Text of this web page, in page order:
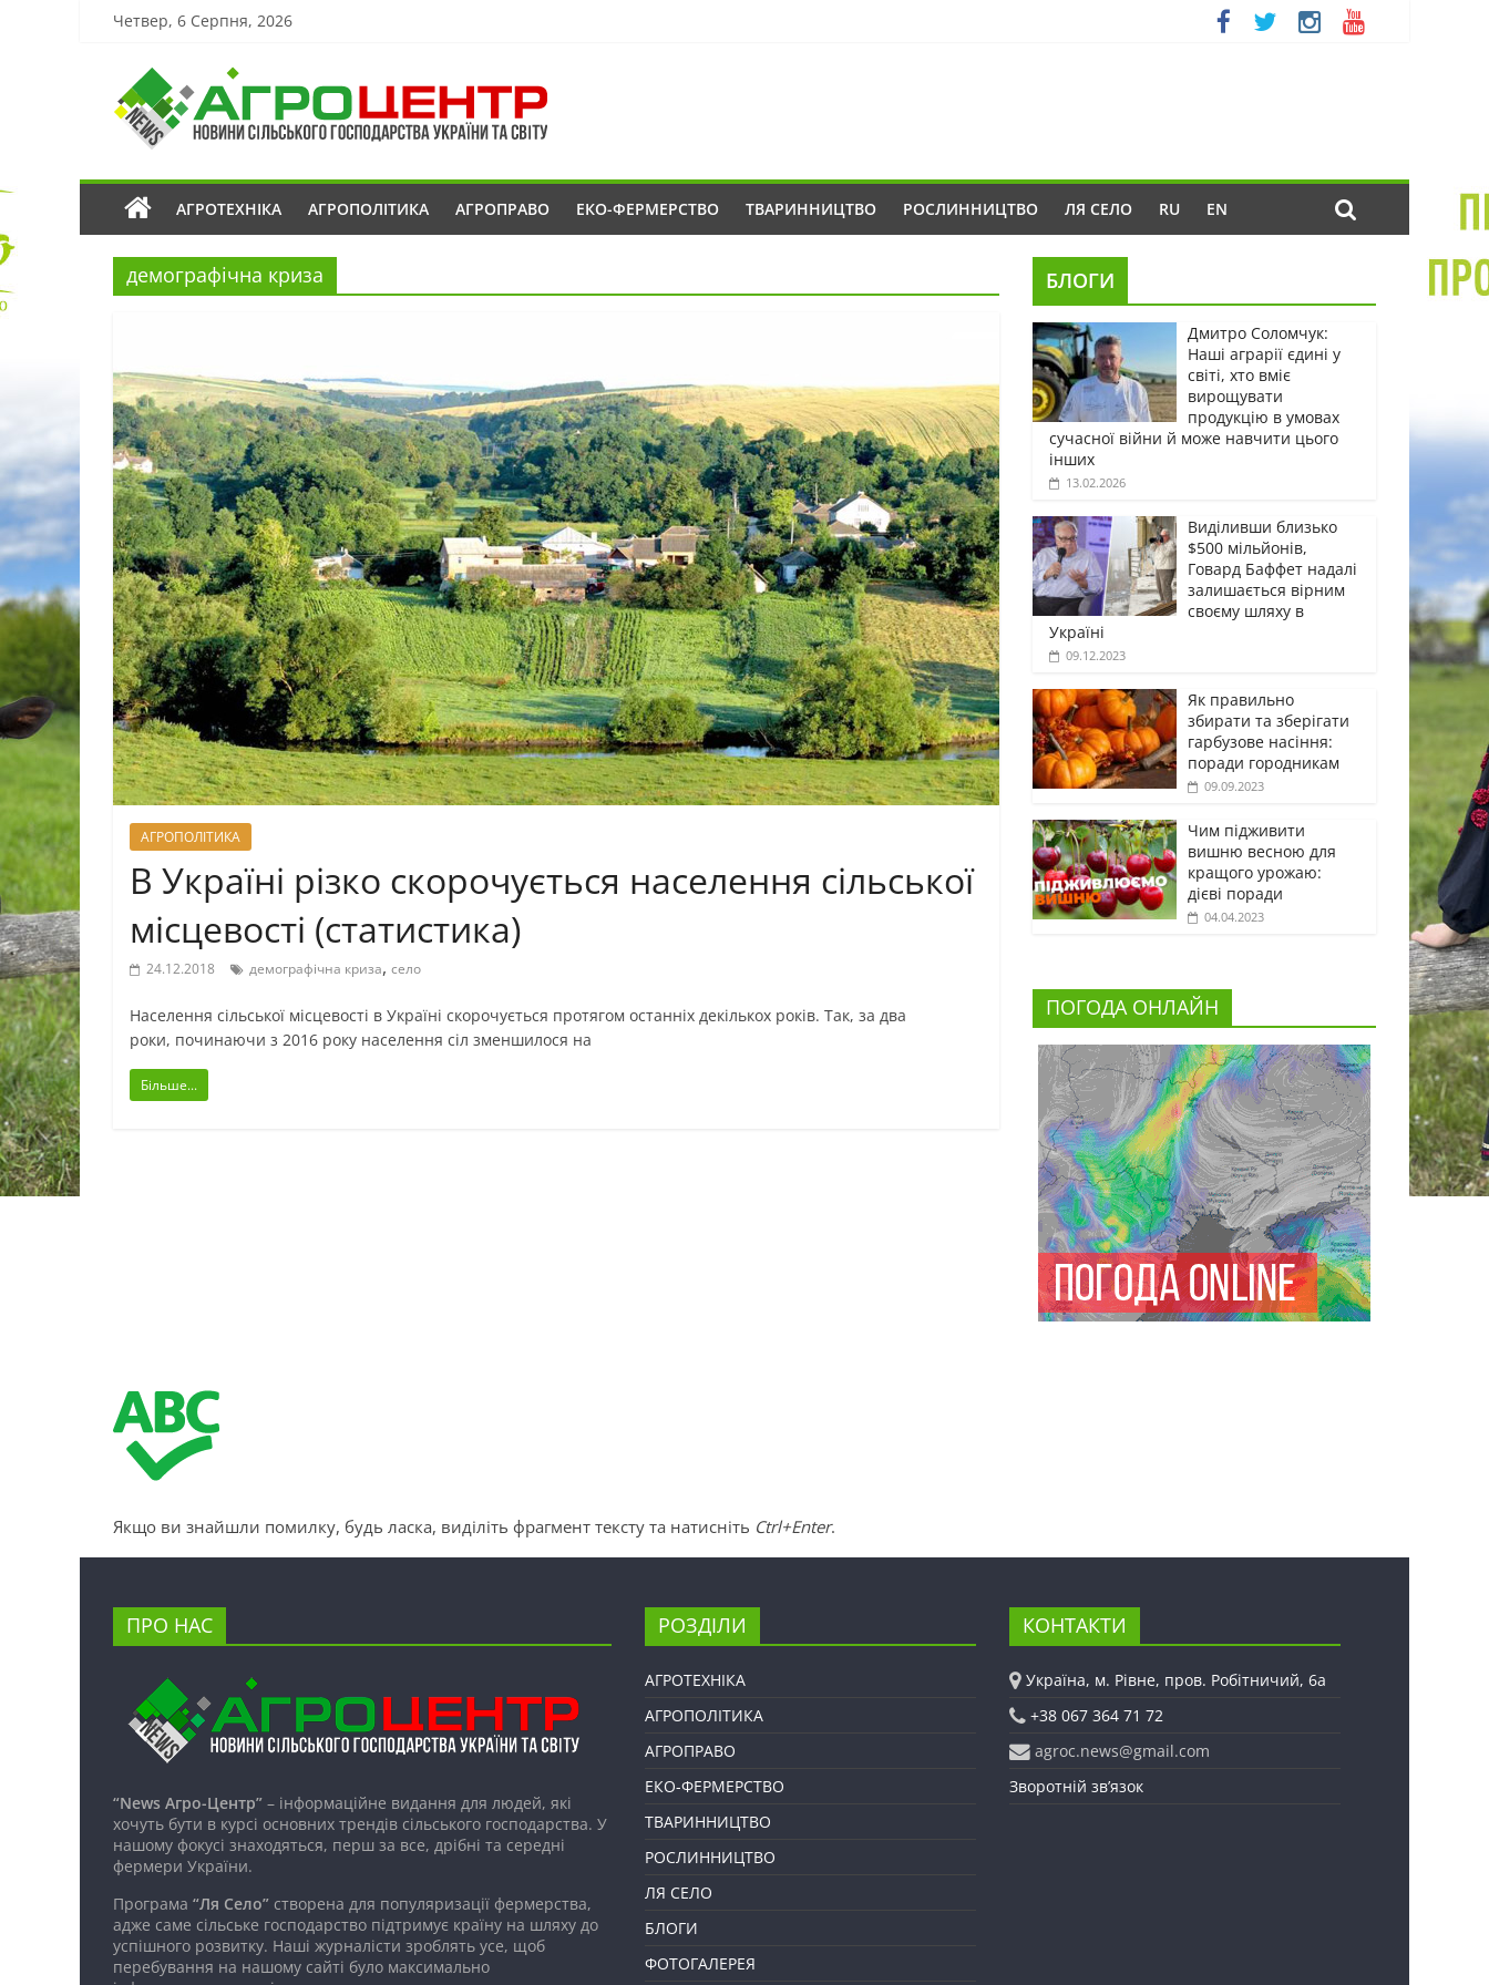
Четвер, 6 Серпня, 2026
АГРОТЕХНІКА АГРОПОЛІТИКА АГРОПРАВО ЕКО-ФЕРМЕРСТВО ТВАРИННИЦТВО РОСЛИННИЦТВО ЛЯ СЕЛО RU EN
демографічна криза
АГРОПОЛІТИКА
В Україні різко скорочується населення сільської
місцевості (статистика)
24.12.2018 демографічна криза, село
Населення сільської місцевості в Україні скорочується протягом останніх декількох років. Так, за два
роки, починаючи з 2016 року населення сіл зменшилося на
Більше...
БЛОГИ
Дмитро Соломчук:
Наші аграрії єдині у
світі, хто вміє
вирощувати
продукцію в умовах
сучасної війни й може навчити цього
інших
13.02.2026
Виділивши близько
$500 мільйонів,
Говард Баффет надалі
залишається вірним
своєму шляху в
Україні
09.12.2023
Як правильно
збирати та зберігати
гарбузове насіння:
поради городникам
09.09.2023
Чим підживити
вишню весною для
кращого урожаю:
дієві поради
04.04.2023
ПОГОДА ОНЛАЙН
Якщо ви знайшли помилку, будь ласка, виділіть фрагмент тексту та натисніть Ctrl+Enter.
ПРО НАС
“News Агро-Центр” – інформаційне видання для людей, які
хочуть бути в курсі основних трендів сільського господарства. У
нашому фокусі знаходяться, перш за все, дрібні та середні
фермери України.
Програма “Ля Село” створена для популяризації фермерства,
адже саме сільське господарство підтримує країну на шляху до
успішного розвитку. Наші журналісти зроблять усе, щоб
перебування на нашому сайті було максимально
РОЗДІЛИ
АГРОТЕХНІКА
АГРОПОЛІТИКА
АГРОПРАВО
ЕКО-ФЕРМЕРСТВО
ТВАРИННИЦТВО
РОСЛИННИЦТВО
ЛЯ СЕЛО
БЛОГИ
ФОТОГАЛЕРЕЯ
КОНТАКТИ
Україна, м. Рівне, пров. Робітничий, 6а
+38 067 364 71 72
agroc.news@gmail.com
Зворотній зв’язок